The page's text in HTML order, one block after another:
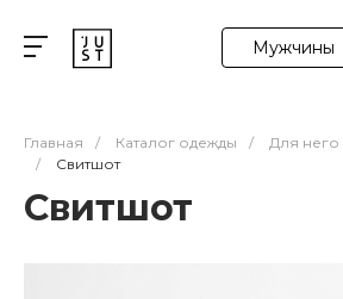
Мужчины
Главная / Каталог одежды / Для него
/
Свитшот
Свитшот